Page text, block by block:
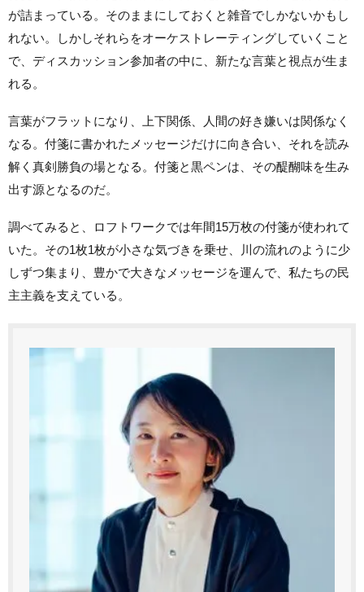
が詰まっている。そのままにしておくと雑音でしかないかもし
れない。しかしそれらをオーケストレーティングしていくこと
で、ディスカッション参加者の中に、新たな言葉と視点が生ま
れる。
言葉がフラットになり、上下関係、人間の好き嫌いは関係なく
なる。付箋に書かれたメッセージだけに向き合い、それを読み
解く真剣勝負の場となる。付箋と黒ペンは、その醍醐味を生み
出す源となるのだ。
調べてみると、ロフトワークでは年間15万枚の付箋が使われて
いた。その1枚1枚が小さな気づきを乗せ、川の流れのように少
しずつ集まり、豊かで大きなメッセージを運んで、私たちの民
主主義を支えている。